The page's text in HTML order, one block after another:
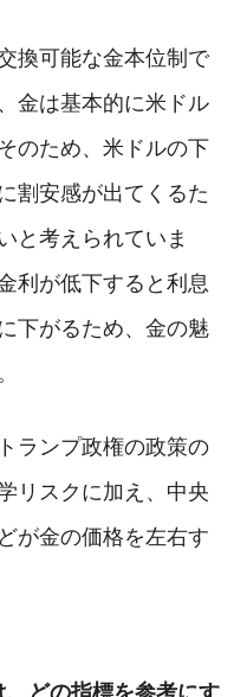
換可能な金本位制で
金は基本的に米ドル
のため、米ドルの下
割安感が出てくるた
と考えられていま
利が低下すると利息
下がるため、金の魅
ランプ政権の政策の
リスクに加え、中央
が金の価格を左右す
どの指標を参考にす